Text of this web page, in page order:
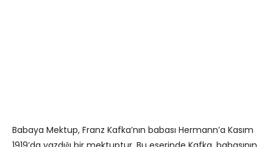
Babaya Mektup, Franz Kafka’nın babası Hermann’a Kasım